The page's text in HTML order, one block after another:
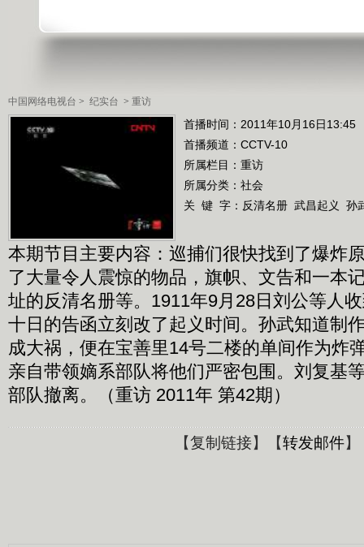
中国网络电视台 > 纪实台 > 重访
首播时间：2011年10月16日13:45
首播频道： CCTV-10
所属栏目： 重访
所属分类：社会
关 键 字： 反清名册 武昌起义 孙
本期节目主要内容：巡捕们很快找到了爆炸
了大量令人震惊的物品，旗帜、文告和一本
址的反清名册等。1911年9月28日刘公等人
十日的告函立刻改了起义时间。孙武知道制
成大祸，便在宝善里14号二楼的单间作为炸
亲自带领嫡系部队将他们严密包围。刘复基
部队撤离。（重访 2011年 第42期）
【复制链接】【转发邮件】